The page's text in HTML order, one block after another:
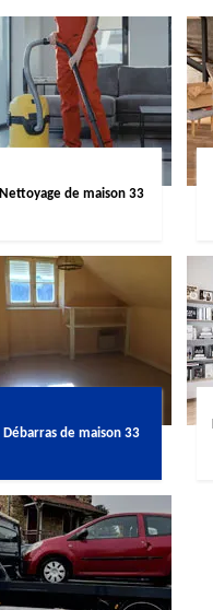
Nettoyage de maison 33
Débarras de maison 33